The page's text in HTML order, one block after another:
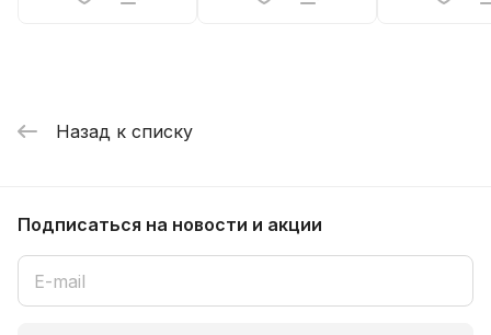
Назад к списку
Подписаться на новости и акции